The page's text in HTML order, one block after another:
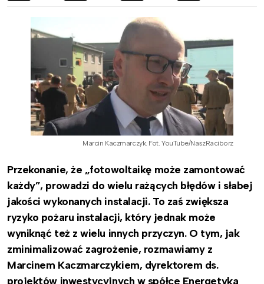
Marcin Kaczmarczyk. Fot. YouTube/NaszRaciborz
Przekonanie, że „fotowoltaikę może zamontować
każdy”, prowadzi do wielu rażących błędów i słabej
jakości wykonanych instalacji. To zaś zwiększa
ryzyko pożaru instalacji, który jednak może
wyniknąć też z wielu innych przyczyn. O tym, jak
zminimalizować zagrożenie, rozmawiamy z
Marcinem Kaczmarczykiem, dyrektorem ds.
projektów inwestycyjnych w spółce Energetyka